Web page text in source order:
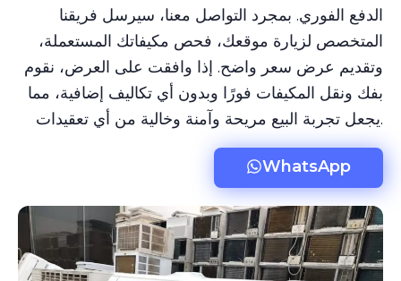
الدفع الفوري. بمجرد التواصل معنا، سيرسل فريقنا
المتخصص لزيارة موقعك، فحص مكيفاتك المستعملة،
وتقديم عرض سعر واضح. إذا وافقت على العرض، نقوم
بفك ونقل المكيفات فورًا وبدون أي تكاليف إضافية، مما
يجعل تجربة البيع مريحة وآمنة وخالية من أي تعقيدات.
WhatsApp